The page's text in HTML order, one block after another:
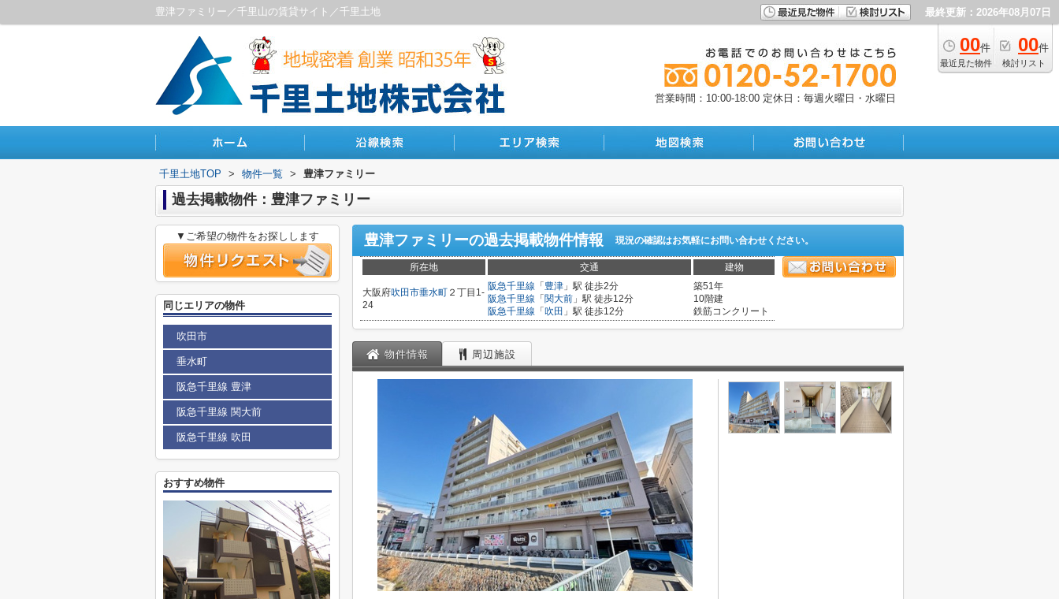
豊津ファミリー／千里山の賃貸サイト／千里土地 最終更新：2026年08月07日
00件
最近見た物件
00件
検討リスト
営業時間：10:00-18:00 定休日：毎週火曜日・水曜日
千里土地TOP > 物件一覧 > 豊津ファミリー
過去掲載物件：豊津ファミリー
豊津ファミリーの過去掲載物件情報 現況の確認はお気軽にお問い合わせください。
所在地 交通 建物
大阪府吹田市垂水町 ２丁目1-
24
阪急千里線 「 豊津 」駅 徒歩2分
阪急千里線 「 関大前 」駅 徒歩12分
阪急千里線 「 吹田 」駅 徒歩12分
築51年
10階建
鉄筋コンクリート
物件情報 周辺施設
▼ご希望の物件をお探しします
同じエリアの物件
吹田市
垂水町
阪急千里線 豊津
阪急千里線 関大前
阪急千里線 吹田
おすすめ物件